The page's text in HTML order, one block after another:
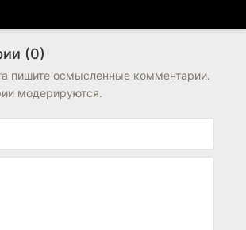
(0)
пишите осмысленные комментарии.
модерируются.